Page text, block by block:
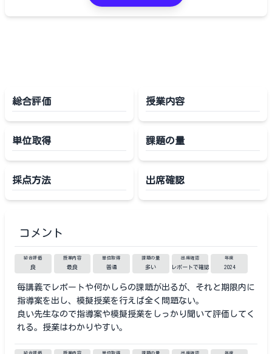
総合評価 授業内容
単位取得 課題の量
採点方法 出席確認
コメント
総合評価
良
授業内容
最良
単位取得
普通
課題の量
多い
出席確認
レポートで確認
年度
2024
毎講義でレポートや何かしらの課題が出るが、それと期限内に
指導案を出し、模擬授業を行えば全く問題ない。
良い先生なので指導案や模擬授業をしっかり聞いて評価してく
れる。授業はわかりやすい。
総合評価 授業内容 単位取得 課題の量 出席確認 年度